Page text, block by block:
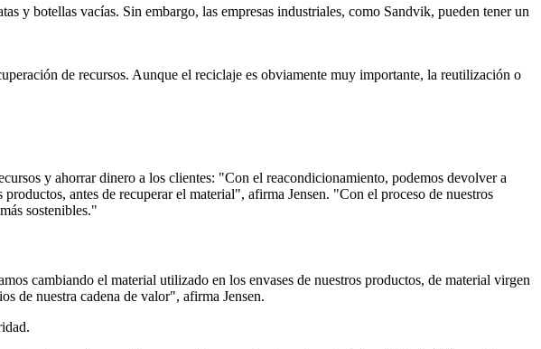
y botellas vacías. Sin embargo, las empresas industriales, como Sandvik, pueden tener un
de recursos. Aunque el reciclaje es obviamente muy importante, la reutilización o
y ahorrar dinero a los clientes: "Con el reacondicionamiento, podemos devolver a
antes de recuperar el material", afirma Jensen. "Con el proceso de nuestros
sostenibles."
cambiando el material utilizado en los envases de nuestros productos, de material virgen
de nuestra cadena de valor", afirma Jensen.